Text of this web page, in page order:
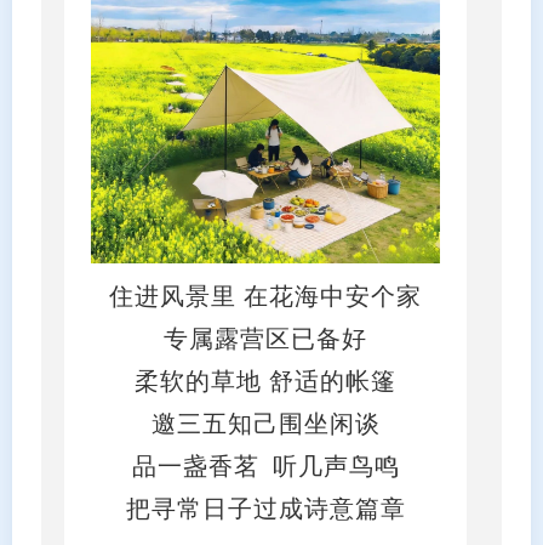
住进风景里 在花海中安个家
专属露营区已备好
柔软的草地 舒适的帐篷
邀三五知己围坐闲谈
品一盏香茗 听几声鸟鸣
把寻常日子过成诗意篇章